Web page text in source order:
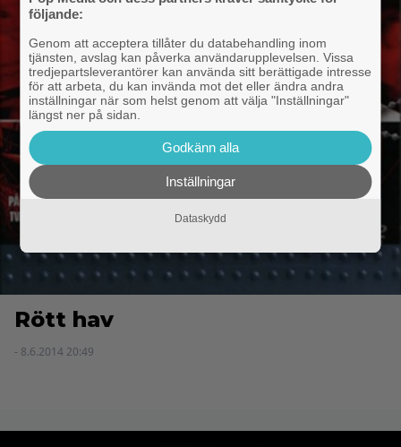
Rött hav
- 8.6.2014 20:49
följande:
Genom att acceptera tillåter du databehandling inom
tjänsten, avslag kan påverka användarupplevelsen. Vissa
tredjepartsleverantörer kan använda sitt berättigade intresse
för att arbeta, du kan invända mot det eller ändra andra
inställningar när som helst genom att välja "Inställningar"
längst ner på sidan.
Godkänn alla
Inställningar
Dataskydd